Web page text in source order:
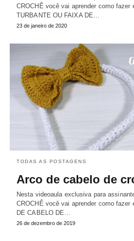
CROCHÊ você vai aprender como fazer
TURBANTE OU FAIXA DE…
23 de janeiro de 2020
TODAS AS POSTAGENS
Arco de cabelo de
Nesta videoaula exclusiva para
CROCHÊ você vai aprender como fazer
DE CABELO DE…
26 de dezembro de 2019